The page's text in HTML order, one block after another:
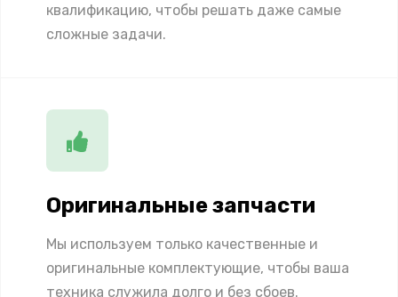
квалификацию, чтобы решать даже самые
сложные задачи.
Оригинальные запчасти
Мы используем только качественные и
оригинальные комплектующие, чтобы ваша
техника служила долго и без сбоев.